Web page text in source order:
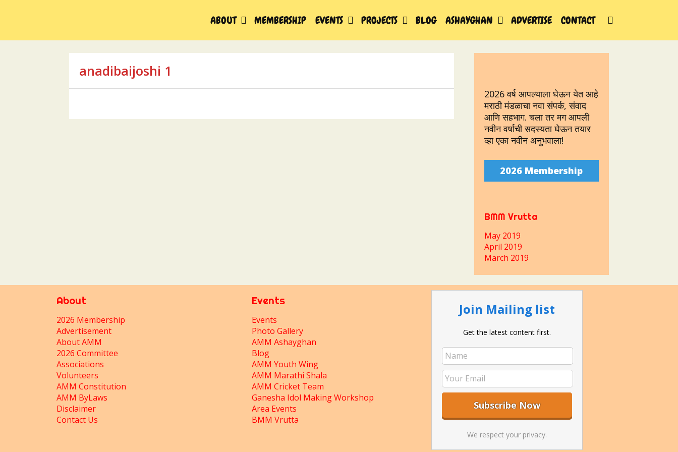
ABOUT MEMBERSHIP EVENTS PROJECTS BLOG ASHAYGHAN ADVERTISE CONTACT
anadibaijoshi 1
2026 वर्ष आपल्याला घेऊन येत आहे
मराठी मंडळाचा नवा संपर्क, संवाद
आणि सहभाग. चला तर मग आपली
नवीन वर्षाची सदस्यता घेऊन तयार
व्हा एका नवीन अनुभवाला!
2026 Membership
BMM Vrutta
May 2019
April 2019
March 2019
About
2026 Membership
Advertisement
About AMM
2026 Committee
Associations
Volunteers
AMM Constitution
AMM ByLaws
Disclaimer
Contact Us
Events
Events
Photo Gallery
AMM Ashayghan
Blog
AMM Youth Wing
AMM Marathi Shala
AMM Cricket Team
Ganesha Idol Making Workshop
Area Events
BMM Vrutta
Join Mailing list
Get the latest content first.
We respect your privacy.